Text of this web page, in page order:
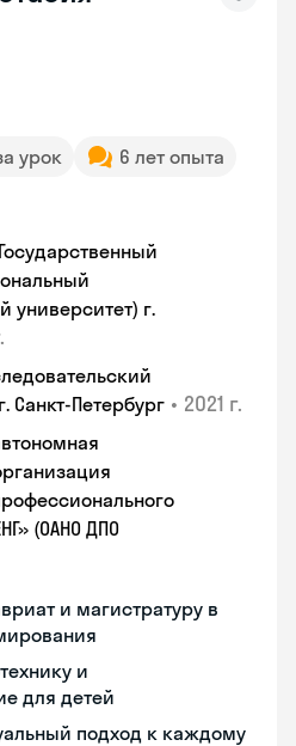
урок
6 лет опыта
университет) г.
Санкт-Петербург • 2021 г.
(ОАНО ДПО
и магистратуру в
и
для детей
подход к каждому